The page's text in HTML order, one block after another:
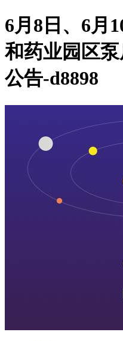
6月8日、6月
和药业园区
公告-d8898